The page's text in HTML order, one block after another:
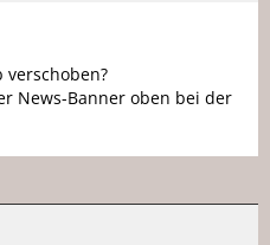
News-Banner oben bei der